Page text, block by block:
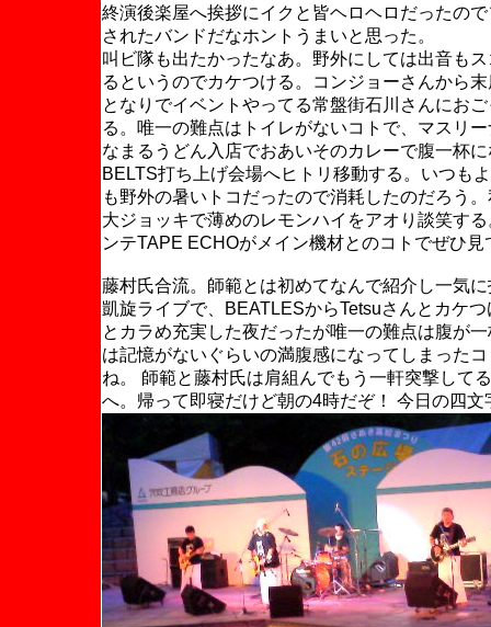
終演後楽屋へ挨拶にイクと皆ヘロヘロだったの
されたバンドだなホントうまいと思った。
叫ビ隊も出たかったなあ。野外にしては出音も
るというのでカケつける。コンジョーさんから
となりでイベントやってる常盤街石川さんにお
る。唯一の難点はトイレがないコトで、マスリ
なまるうどん入店でおあいそのカレーで腹一杯
BELTS打ち上げ会場へヒトリ移動する。いつも
も野外の暑いトコだったので消耗したのだろう
大ジョッキで薄めのレモンハイをアオり談笑す
ンテTAPE ECHOがメイン機材とのコトでぜひ見
藤村氏合流。師範とは初めてなんで紹介し一気
凱旋ライブで、BEATLESからTetsuさんとカケ
とカラめ充実した夜だったが唯一の難点は腹が
は記憶がないぐらいの満腹感になってしまった
ね。 師範と藤村氏は肩組んでもう一軒突撃して
へ。帰って即寝だけど朝の4時だぞ！ 今日の四